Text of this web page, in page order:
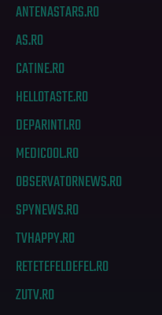
ANTENASTARS.RO
AS.RO
CATINE.RO
HELLOTASTE.RO
DEPARINTI.RO
MEDICOOL.RO
OBSERVATORNEWS.RO
SPYNEWS.RO
TVHAPPY.RO
RETETEFELDEFEL.RO
ZUTV.RO